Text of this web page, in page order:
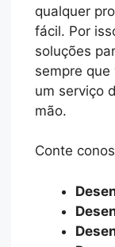
qualquer
fácil. Por
soluções
sempre que
um serviço
mão.
Conte